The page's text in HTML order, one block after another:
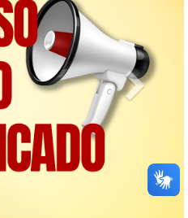
Next